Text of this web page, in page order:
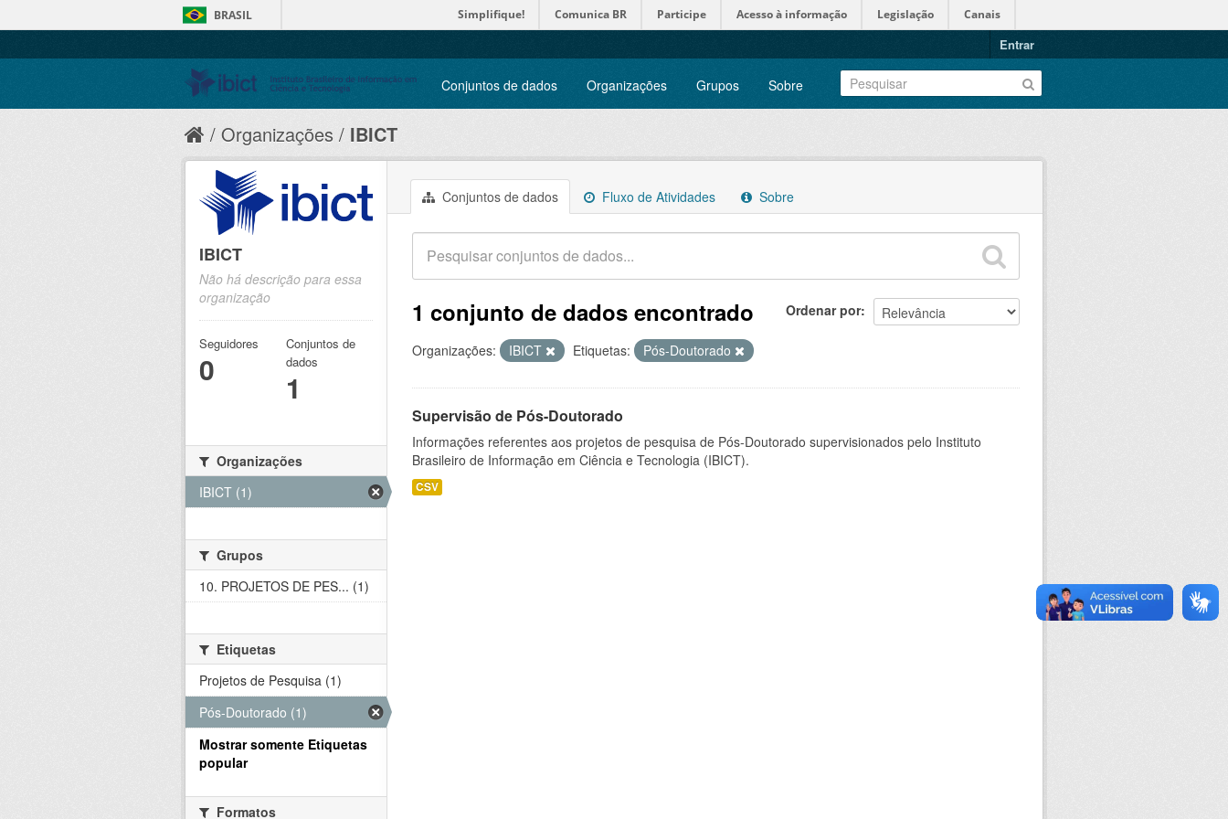
BRASIL Simplifique! Comunica BR Participe Acesso à informação Legislação Canais
Entrar
Conjuntos de dados Organizações Grupos Sobre
Organizações IBICT
Conjuntos de dados Fluxo de Atividades Sobre
Ordenar por
1 conjunto de dados encontrado
Organizações: IBICT Etiquetas: Pós-Doutorado
Supervisão de Pós-Doutorado
Informações referentes aos projetos de pesquisa de Pós-Doutorado supervisionados pelo Instituto
Brasileiro de Informação em Ciência e Tecnologia (IBICT).
CSV
IBICT
Não há descrição para essa
organização
Seguidores
0
Conjuntos de
dados
1
Organizações
IBICT (1)
Grupos
10. PROJETOS DE PES... (1)
Etiquetas
Projetos de Pesquisa (1)
Pós-Doutorado (1)
Mostrar somente Etiquetas
popular
Formatos